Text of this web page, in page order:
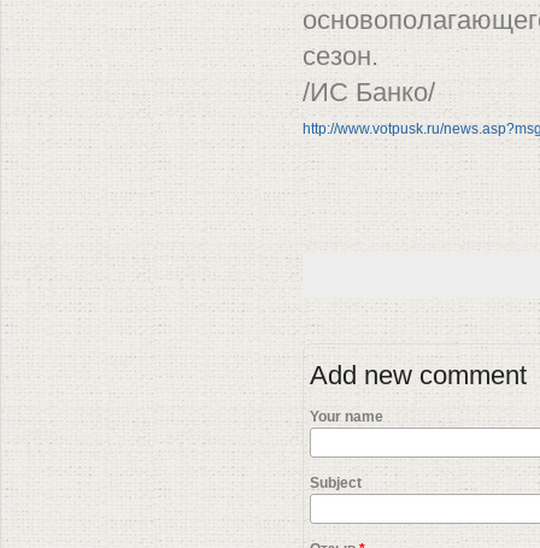
сезон.
/ИС Банко/
http://www.votpusk.ru/
Add new comment
Your name
Subject